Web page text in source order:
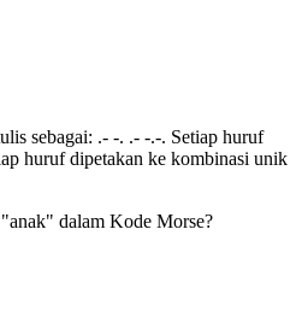
sebagai: .- -. .- -.-. Setiap huruf
huruf dipetakan ke kombinasi unik
dalam Kode Morse?